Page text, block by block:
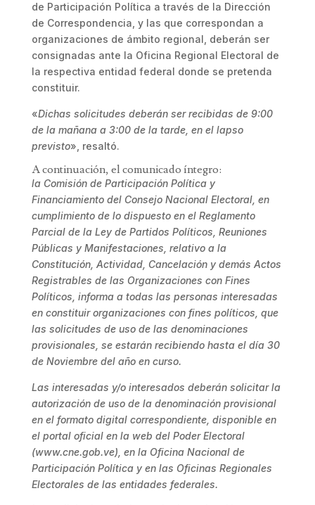
de Participación Política a través de la Dirección
de Correspondencia, y las que correspondan a
organizaciones de ámbito regional, deberán ser
consignadas ante la Oficina Regional Electoral de
la respectiva entidad federal donde se pretenda
constituir.
«Dichas solicitudes deberán ser recibidas de 9:00
de la mañana a 3:00 de la tarde, en el lapso
previsto», resaltó.
A continuación, el comunicado íntegro:
la Comisión de Participación Política y
Financiamiento del Consejo Nacional Electoral, en
cumplimiento de lo dispuesto en el Reglamento
Parcial de la Ley de Partidos Políticos, Reuniones
Públicas y Manifestaciones, relativo a la
Constitución, Actividad, Cancelación y demás Actos
Registrables de las Organizaciones con Fines
Políticos, informa a todas las personas interesadas
en constituir organizaciones con fines políticos, que
las solicitudes de uso de las denominaciones
provisionales, se estarán recibiendo hasta el día 30
de Noviembre del año en curso.
Las interesadas y/o interesados deberán solicitar la
autorización de uso de la denominación provisional
en el formato digital correspondiente, disponible en
el portal oficial en la web del Poder Electoral
(www.cne.gob.ve), en la Oficina Nacional de
Participación Política y en las Oficinas Regionales
Electorales de las entidades federales.